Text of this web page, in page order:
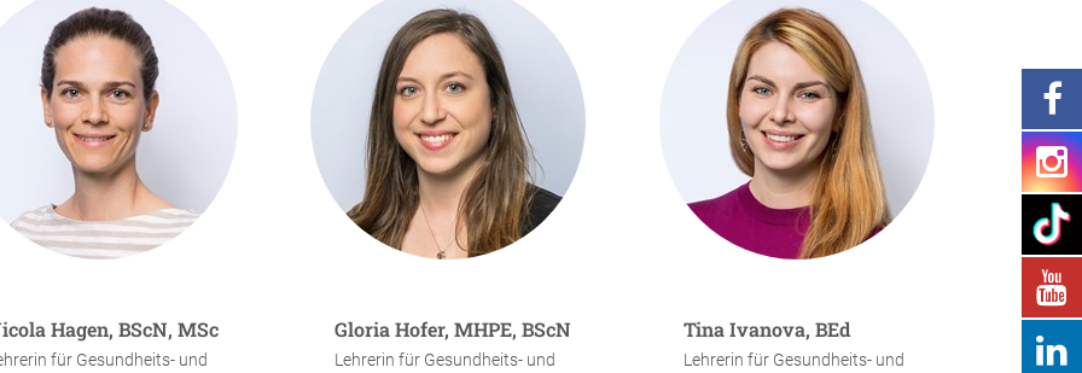
Hagen, BScN, MSc
für Gesundheits- und
Gloria Hofer, MHPE, BScN
Lehrerin für Gesundheits- und
Tina Ivanova, BEd
Lehrerin für Gesundheits- und